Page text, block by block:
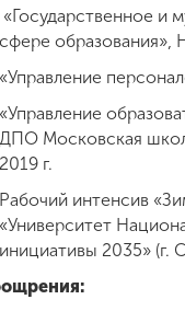
«Государственное и
сфере образования»,
«Управление
«Управление
ДПО Московская
2019 г.
Рабочий интенсив
«Университет
инициативы 2035» (г.